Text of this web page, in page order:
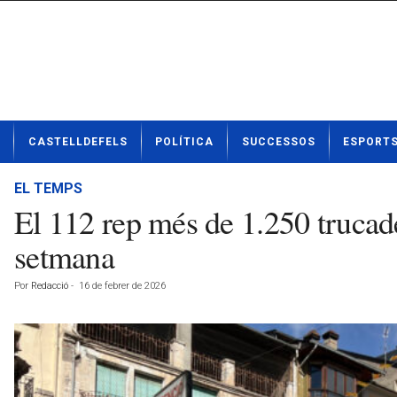
t
CASTELLDEFELS POLÍTICA SUCCESSOS ESPORTS
EL TEMPS
El 112 rep més de 1.250
setmana
Por Redacció - 16 de febrer de 2026